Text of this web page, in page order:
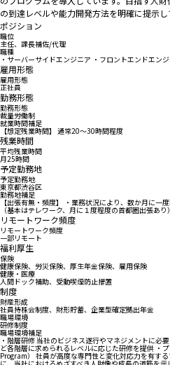
の到達レベルや能力開発方法を明確に提示し
ポジション
職位
主任、課長補佐/代理
職種
・サーバーサイドエンジニア ・フロントエンドエン
雇用形態
雇用形態
正社員
勤務形態
勤務形態
裁量労働制
就業時間補足
【想定残業時間】 通常20～30時間程度
残業時間
平均残業時間
月25時間
予定勤務地
予定勤務地
東京都渋谷区
勤務地補足
【出張有無・頻度】 ・業務状況により、数か月に一
（基本はテレワーク、月に１度程度の首都圏出張あり）
リモートワーク頻度
リモートワーク頻度
一部リモート
福利厚生
保険
健康保険、労災保険、厚生年金保険、雇用保険
健康・医療
人間ドック補助、受動喫煙防止措置
制度
財産形成
社員持株会制度、財形貯蓄、企業型確定拠出年金
職場環境
研修制度
職場環境補足
・階層研修 当社のビジネス遂行やマネジメントに必
ど各階層に求められるレベルに応じた研修を提供 ・
Program） 社員が高度な専門性と変化対応力を有す